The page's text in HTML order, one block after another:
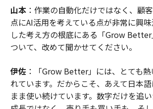
山本：作業の自動化だけではなく、顧
点にAI活用を考えている点が非常に興
した考え方の根底にある「Grow
ついて、改めて聞かせてください。
伊佐：「Grow Better」には、とても熱
れています。だからこそ、あえて日本
まま使い続けています。数字だけを追